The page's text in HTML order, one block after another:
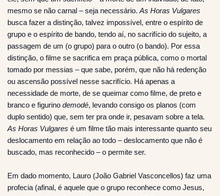
mesmo se não carnal – seja necessário. As Horas Vulgares
busca fazer a distinção, talvez impossível, entre o espírito de
grupo e o espírito de bando, tendo aí, no sacrifício do sujeito, a
passagem de um (o grupo) para o outro (o bando). Por essa
distinção, o filme se sacrifica em praça pública, como o mortal
tomado por messias – que sabe, porém, que não há redenção
ou ascensão possível nesse sacrifício. Há apenas a
necessidade de morte, de se queimar como filme, de preto e
branco e figurino demodé, levando consigo os planos (com
duplo sentido) que, sem ter pra onde ir, pesavam sobre a tela.
As Horas Vulgares é um filme tão mais interessante quanto seu
deslocamento em relação ao todo – deslocamento que não é
buscado, mas reconhecido – o permite ser.
Em dado momento, Lauro (João Gabriel Vasconcellos) faz uma
profecia (afinal, é aquele que o grupo reconhece como Jesus,